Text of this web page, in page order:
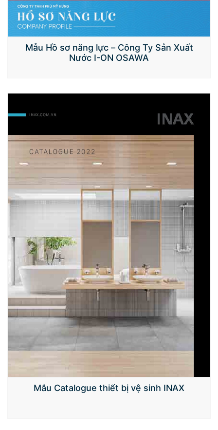
Mẫu Hồ sơ năng lực – Công Ty Sản Xuất
Nước I-ON OSAWA
Mẫu Catalogue thiết bị vệ sinh INAX